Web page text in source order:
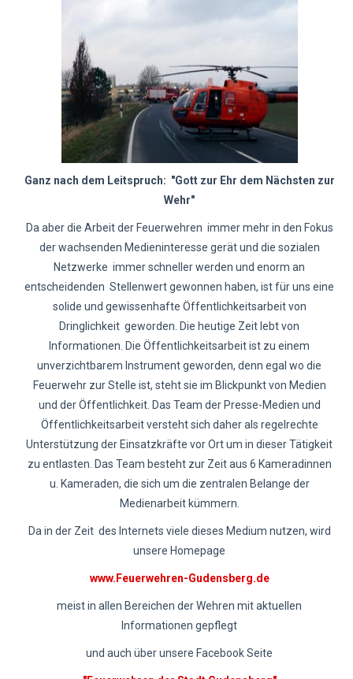
Ganz nach dem Leitspruch: "Gott zur Ehr dem Nächsten zur
Wehr"
Da aber die Arbeit der Feuerwehren immer mehr in den Fokus
der wachsenden Medieninteresse gerät und die sozialen
Netzwerke immer schneller werden und enorm an
entscheidenden Stellenwert gewonnen haben, ist für uns eine
solide und gewissenhafte Öffentlichkeitsarbeit von
Dringlichkeit geworden. Die heutige Zeit lebt von
Informationen. Die Öffentlichkeitsarbeit ist zu einem
unverzichtbarem Instrument geworden, denn egal wo die
Feuerwehr zur Stelle ist, steht sie im Blickpunkt von Medien
und der Öffentlichkeit. Das Team der Presse-Medien und
Öffentlichkeitsarbeit versteht sich daher als regelrechte
Unterstützung der Einsatzkräfte vor Ort um in dieser Tätigkeit
zu entlasten. Das Team besteht zur Zeit aus 6 Kameradinnen
u. Kameraden, die sich um die zentralen Belange der
Medienarbeit kümmern.
Da in der Zeit des Internets viele dieses Medium nutzen, wird
unsere Homepage
www.Feuerwehren-Gudensberg.de
meist in allen Bereichen der Wehren mit aktuellen
Informationen gepflegt
und auch über unsere Facebook Seite